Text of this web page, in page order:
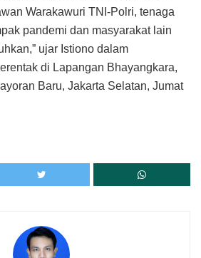
Warakawuri TNI-Polri, tenaga
pandemi dan masyarakat lain
ujar Istiono dalam
di Lapangan Bhayangkara,
Baru, Jakarta Selatan, Jumat